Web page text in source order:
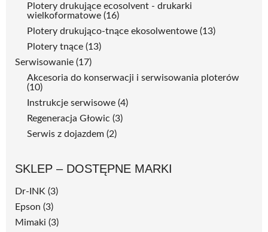
Plotery drukujące ecosolvent - drukarki
wielkoformatowe (16)
Plotery drukująco-tnące ekosolwentowe (13)
Plotery tnące (13)
Serwisowanie (17)
Akcesoria do konserwacji i serwisowania ploterów
(10)
Instrukcje serwisowe (4)
Regeneracja Głowic (3)
Serwis z dojazdem (2)
SKLEP – DOSTĘPNE MARKI
Dr-INK (3)
Epson (3)
Mimaki (3)